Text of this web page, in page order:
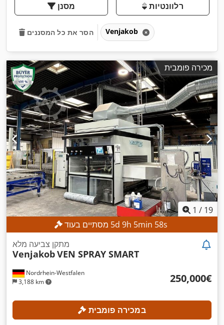
מסנן רלוונטיות
הסר את כל המסננים Venjakob
מכירה פומבית
1 / 19
5d 9h 5min 55s
Nordrhein-Westfalen
3,188 km
מתקן צביעה מלא
VenjakobVEN SPRAY SMART
‏250,000 ‏€
במכירה פומבית